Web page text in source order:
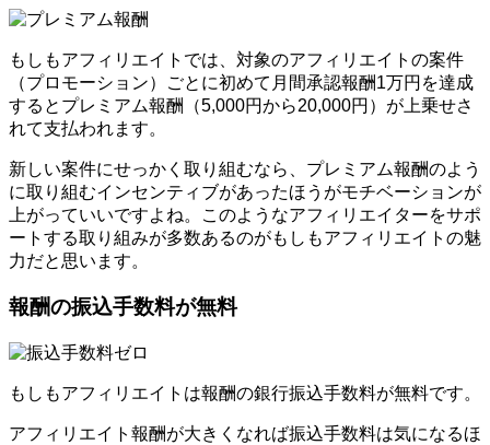
もしもアフィリエイトでは、対象のアフィリエイトの案件
（プロモーション）ごとに初めて月間承認報酬1万円を達成
するとプレミアム報酬（5,000円から20,000円）が上乗せさ
れて支払われます。
新しい案件にせっかく取り組むなら、プレミアム報酬のよう
に取り組むインセンティブがあったほうがモチベーションが
上がっていいですよね。このようなアフィリエイターをサポ
ートする取り組みが多数あるのがもしもアフィリエイトの魅
力だと思います。
報酬の振込手数料が無料
もしもアフィリエイトは報酬の銀行振込手数料が無料です。
アフィリエイト報酬が大きくなれば振込手数料は気になるほ